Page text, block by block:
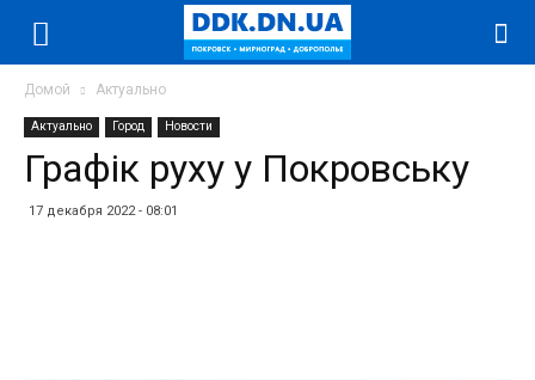
Домой Актуально
Актуально Город Новости
Графік руху у Покровську
17 декабря 2022 - 08:01